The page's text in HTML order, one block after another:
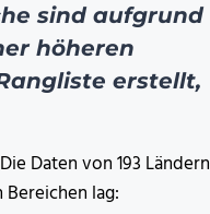
sind aufgrund
höheren
erstellt,
Daten von 193 Ländern
lag: